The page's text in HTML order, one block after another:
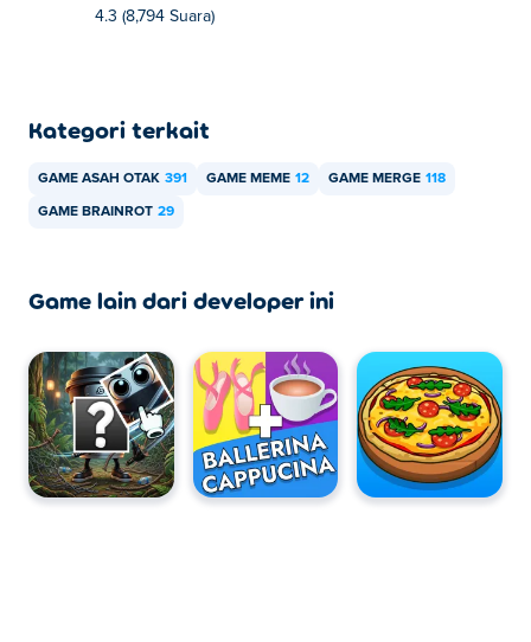
perangkat seluler seperti ponsel dan tablet.
4.3 (8,794 Suara)
Kategori terkait
GAME ASAH OTAK 391 GAME MEME 12 GAME MERGE 118
GAME BRAINROT 29
Game lain dari developer ini